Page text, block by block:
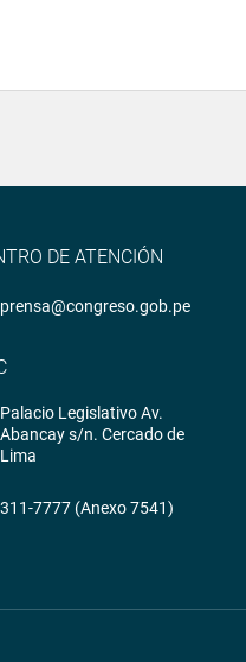
DE ATENCIÓN
prensa@congreso.gob.pe
Palacio Legislativo Av.
Abancay s/n. Cercado de
Lima
311-7777 (Anexo 7541)